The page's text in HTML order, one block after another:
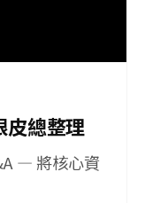
總整理
— 將核心資